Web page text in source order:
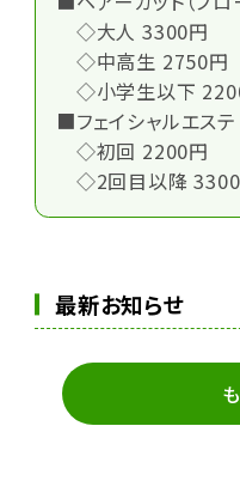
◇大人 3300円
◇中高生 2750円
◇小学生以下
■フェイシャルエステ
◇初回 2200円
◇2回目以降 3300
最新お知らせ